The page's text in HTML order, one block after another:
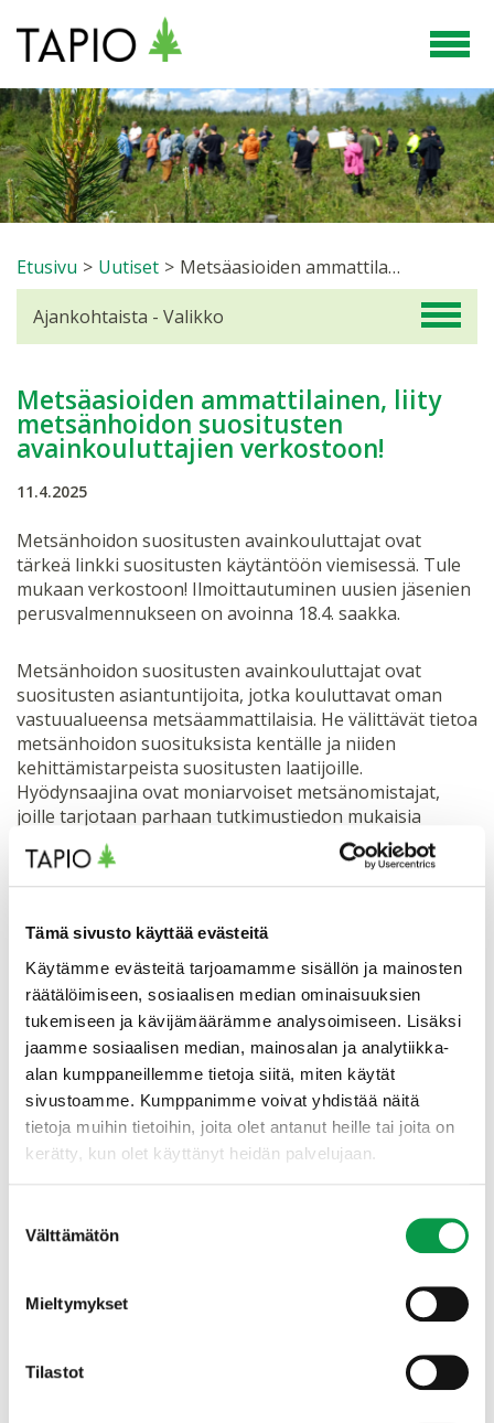
Tämä sivusto käyttää evästeitä
Käytämme evästeitä tarjoamamme sisällön ja mainosten
räätälöimiseen, sosiaalisen median ominaisuuksien
tukemiseen ja kävijämäärämme analysoimiseen. Lisäksi
jaamme sosiaalisen median, mainosalan ja analytiikka-
alan kumppaneillemme tietoja siitä, miten käytät
sivustoamme. Kumppanimme voivat yhdistää näitä
tietoja muihin tietoihin, joita olet antanut heille tai joita on
kerätty, kun olet käyttänyt heidän palvelujaan.
valinta
Välttämätön
Mieltymykset
Tilastot
Etusivu > Uutiset > Metsäasioiden ammattilainen, liity metsänhoidon suositusten avainkouluttajien verkostoon!
Metsäasioiden ammattilainen, liity
metsänhoidon suositusten
avainkouluttajien verkostoon!
11.4.2025
Metsänhoidon suositusten avainkouluttajat ovat
tärkeä linkki suositusten käytäntöön viemisessä. Tule
mukaan verkostoon! Ilmoittautuminen uusien jäsenien
perusvalmennukseen on avoinna 18.4. saakka.
Metsänhoidon suositusten avainkouluttajat ovat
suositusten asiantuntijoita, jotka kouluttavat oman
vastuualueensa metsäammattilaisia. He välittävät tietoa
metsänhoidon suosituksista kentälle ja niiden
kehittämistarpeista suositusten laatijoille.
Hyödynsaajina ovat moniarvoiset metsänomistajat,
joille tarjotaan parhaan tutkimustiedon mukaisia
palveluja ja vaihtoehtoja metsänhoitoon.
jäsentä noin 60 organisaatiosta.
Avainkouluttajien verkostoon pääsee mukaan
ilmoittautumalla kaksiosaiseen perusvalmennukseen,
joka järjestetään webinaareina 23.4. ja 6.5.2025, klo
metsanhoidonsuositukset.fi
-palvelun rakenteeseen ja
Ilmoittaudu mukaan avainkouluttajien
verkostoon
Ajankohtaista - Valikko